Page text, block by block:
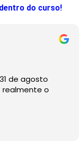
do curso!
de agosto
realmente o